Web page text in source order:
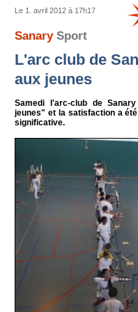
Le 1. avril 2012 à 17h17
SanarySport
L'arc club de
aux jeunes
Samedi l'arc-club de
jeunes" et la satisfaction a
significative.